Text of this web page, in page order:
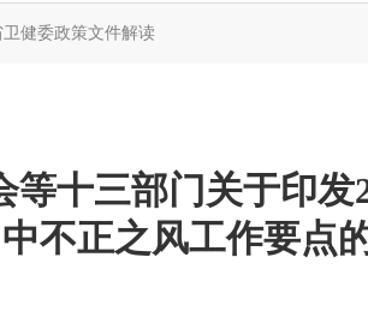
健委政策文件解读
等十三部门关于印
中不正之风工作要点